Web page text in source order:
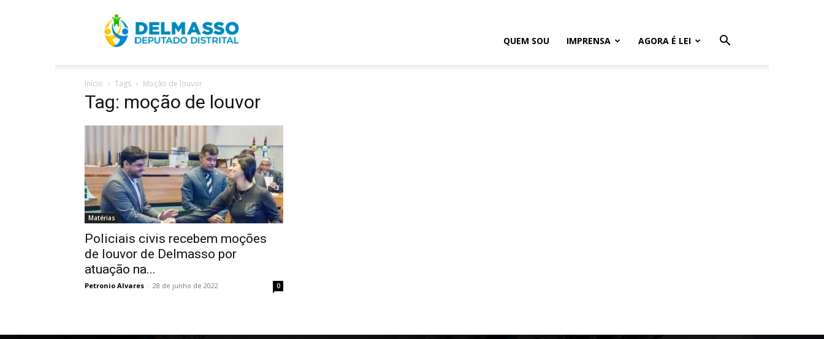
QUEM SOU IMPRENSA AGORA É LEI
Início Tags Moção de louvor
Tag: moção de louvor
Matérias
Policiais civis recebem moções
de louvor de Delmasso por
atuação na...
Petronio Alvares - 28 de junho de 2022 0